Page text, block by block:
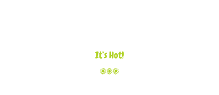
It’s Hot!